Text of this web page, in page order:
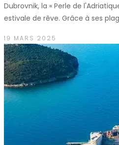
Dubrovnik, la « Perle de
estivale de rêve. Grâce à ses
19 MARS 2025